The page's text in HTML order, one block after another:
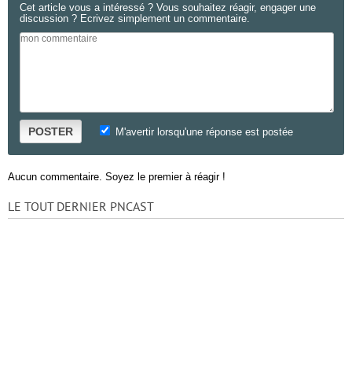
Cet article vous a intéressé ? Vous souhaitez réagir, engager une
discussion ? Ecrivez simplement un commentaire.
POSTER M'avertir lorsqu'une réponse est postée
Aucun commentaire. Soyez le premier à réagir !
LE TOUT DERNIER PNCAST